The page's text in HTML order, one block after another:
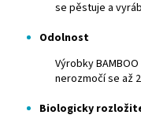
se pěstuje a
Odolnost
Výrobky
nerozmočí se až
Biologicky